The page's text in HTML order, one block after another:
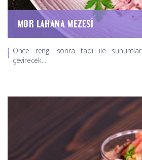
MOR LAHANA MEZESI
Önce rengi sonra tadı ile
çevirecek...